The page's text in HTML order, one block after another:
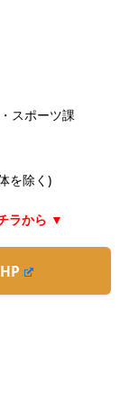
スポーツ課
を除く)
ラから ▼